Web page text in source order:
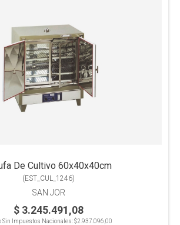
De Cultivo 60x40x40cm
(EST_CUL_1246)
SAN JOR
$ 3.245.491,08
Sin Impuestos Nacionales:$2.937.096,00